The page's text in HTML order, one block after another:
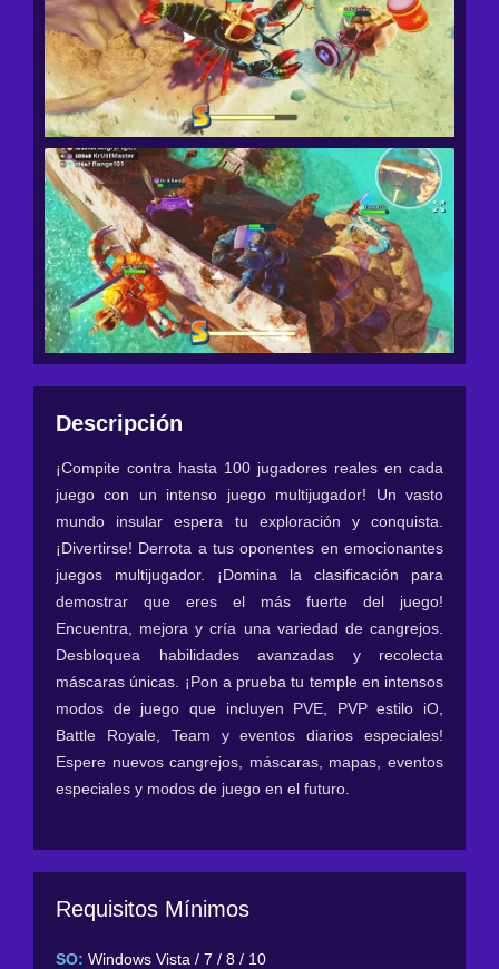
Descripción
¡Compite contra hasta 100 jugadores reales en cada
juego con un intenso juego multijugador! Un vasto
mundo insular espera tu exploración y conquista.
¡Divertirse! Derrota a tus oponentes en emocionantes
juegos multijugador. ¡Domina la clasificación para
demostrar que eres el más fuerte del juego!
Encuentra, mejora y cría una variedad de cangrejos.
Desbloquea habilidades avanzadas y recolecta
máscaras únicas. ¡Pon a prueba tu temple en intensos
modos de juego que incluyen PVE, PVP estilo iO,
Battle Royale, Team y eventos diarios especiales!
Espere nuevos cangrejos, máscaras, mapas, eventos
especiales y modos de juego en el futuro.
Requisitos Mínimos
SO: Windows Vista / 7 / 8 / 10